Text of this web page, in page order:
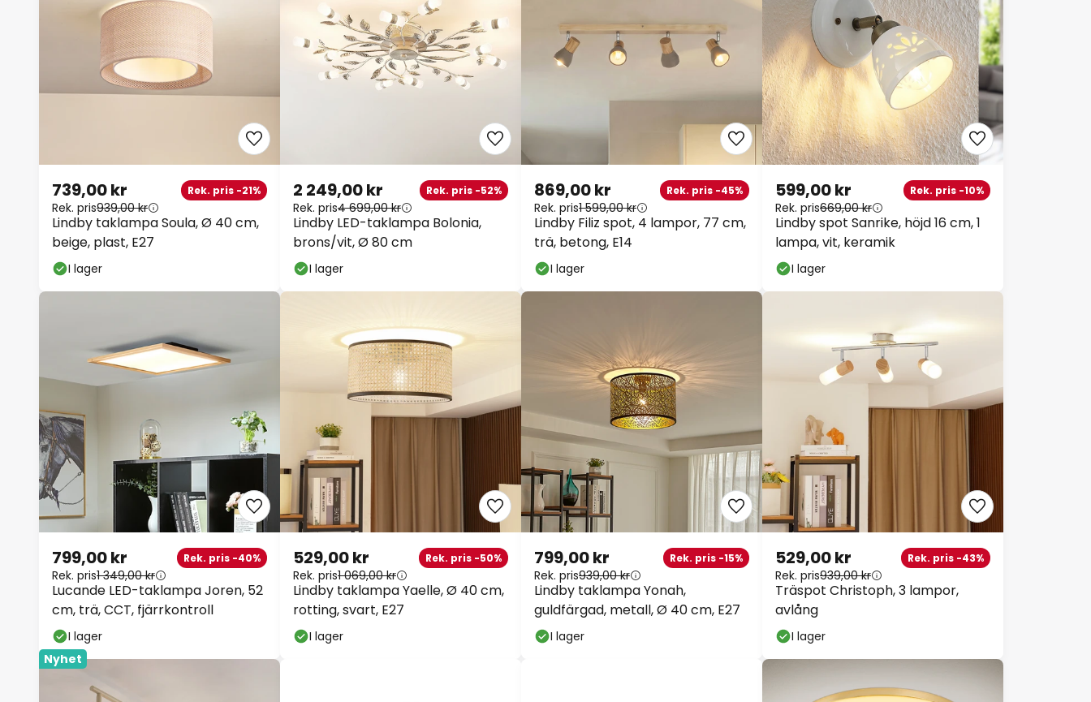
Lindby taklampa Soula, Ø 40 cm,
beige, plast, E27
739,00 kr Rek. pris -21%
Rek. pris939,00 kr
I lager
Lindby LED-taklampa Bolonia,
brons/vit, Ø 80 cm
2 249,00 kr Rek. pris -52%
Rek. pris4 699,00 kr
I lager
Lindby Filiz spot, 4 lampor, 77 cm,
trä, betong, E14
869,00 kr Rek. pris -45%
Rek. pris1 599,00 kr
I lager
Lindby spot Sanrike, höjd 16 cm, 1
lampa, vit, keramik
599,00 kr Rek. pris -10%
Rek. pris669,00 kr
I lager
Lucande LED-taklampa Joren, 52
cm, trä, CCT, fjärrkontroll
799,00 kr Rek. pris -40%
Rek. pris1 349,00 kr
I lager
Lindby taklampa Yaelle, Ø 40 cm,
rotting, svart, E27
529,00 kr Rek. pris -50%
Rek. pris1 069,00 kr
I lager
Lindby taklampa Yonah,
guldfärgad, metall, Ø 40 cm, E27
799,00 kr Rek. pris -15%
Rek. pris939,00 kr
I lager
Träspot Christoph, 3 lampor,
avlång
529,00 kr Rek. pris -43%
Rek. pris939,00 kr
I lager
Nyhet